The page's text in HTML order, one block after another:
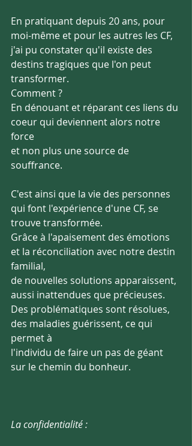
En pratiquant depuis 20 ans, pour
moi-même et pour les autres les CF,
j'ai pu constater qu'il existe des
destins tragiques que l'on peut
transformer.
Comment ?
En dénouant et réparant ces liens du
coeur qui deviennent alors notre
force
et non plus une source de
souffrance.
C'est ainsi que la vie des personnes
qui font l'expérience d'une CF, se
trouve transformée.
Grâce à l'apaisement des émotions
et la réconciliation avec notre destin
familial,
de nouvelles solutions apparaissent,
aussi inattendues que précieuses.
Des problématiques sont résolues,
des maladies guérissent, ce qui
permet à
l'individu de faire un pas de géant
sur le chemin du bonheur.
La confidentialité :